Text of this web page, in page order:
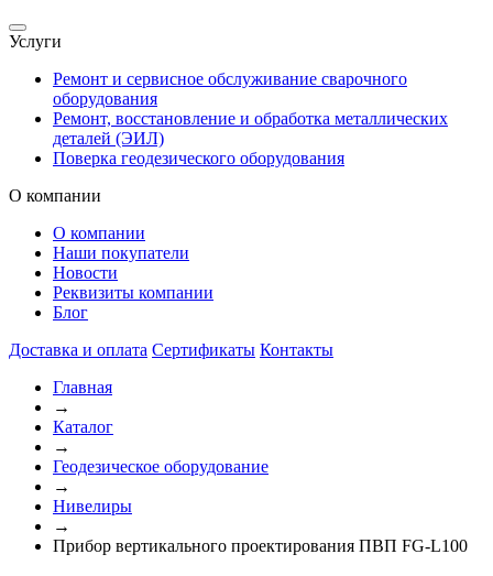
Услуги
Ремонт и сервисное обслуживание сварочного
оборудования
Ремонт, восстановление и обработка металлических
деталей (ЭИЛ)
Поверка геодезического оборудования
О компании
О компании
Наши покупатели
Новости
Реквизиты компании
Блог
Доставка и оплата Сертификаты Контакты
Главная
→
Каталог
→
Геодезическое оборудование
→
Нивелиры
→
Прибор вертикального проектирования ПВП FG-L100